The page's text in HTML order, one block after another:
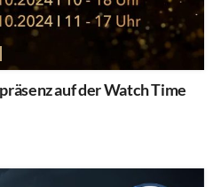
auf der Watch Time